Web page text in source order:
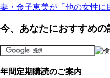
妻・金子恵美が「他の女性に
今、あなたにおすすめの
年間定期購読のご案内